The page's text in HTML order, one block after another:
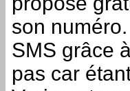
son
SMS grâce
pas car